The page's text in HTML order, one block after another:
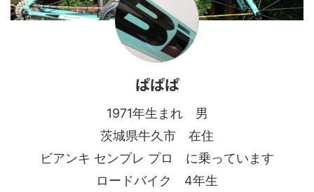
ぱぱぱ
1971年生まれ 男
茨城県牛久市 在住
ビアンキ センプレ プロ に乗っています
ロードバイク 4年生